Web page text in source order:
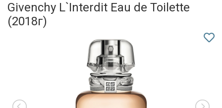
Givenchy L`Interdit Eau de Toilette
(2018г)